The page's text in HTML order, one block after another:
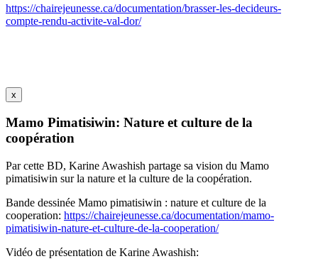
https://chairejeunesse.ca/documentation/brasser-les-decideurs-
compte-rendu-activite-val-dor/
x
Mamo Pimatisiwin: Nature et culture de la
coopération
Par cette BD, Karine Awashish partage sa vision du Mamo
pimatisiwin sur la nature et la culture de la coopération.
Bande dessinée Mamo pimatisiwin : nature et culture de la
cooperation: https://chairejeunesse.ca/documentation/mamo-
pimatisiwin-nature-et-culture-de-la-cooperation/
Vidéo de présentation de Karine Awashish: